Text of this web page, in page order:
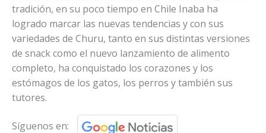
tradición, en su poco tiempo en Chile Inaba ha
logrado marcar las nuevas tendencias y con sus
variedades de Churu, tanto en sus distintas versiones
de snack como el nuevo lanzamiento de alimento
completo, ha conquistado los corazones y los
estómagos de los gatos, los perros y también sus
tutores.
Síguenos en: